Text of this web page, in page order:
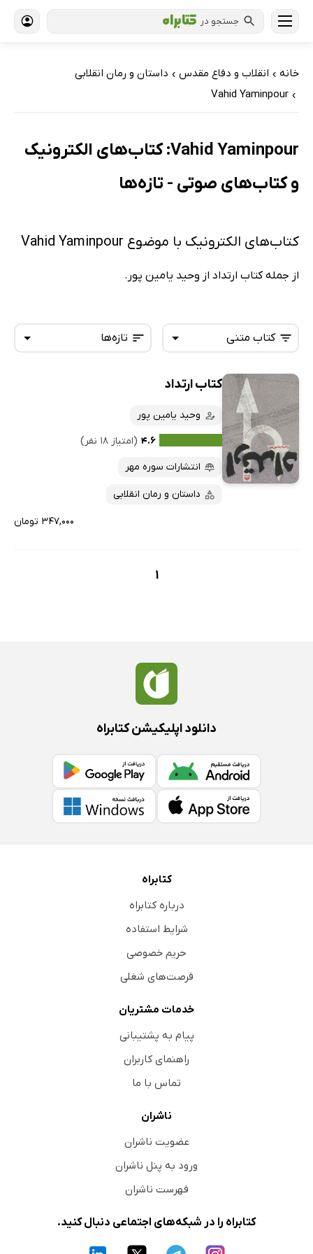
جستجو در
خانه › انقلاب و دفاع مقدس › داستان و رمان انقلابی
›
Vahid Yaminpour
Vahid Yaminpour: کتاب‌های الکترونیک
و کتاب‌های صوتی - تازه‌ها
کتاب‌های الکترونیک با موضوع Vahid Yaminpour
از جمله کتاب ارتداد از وحید یامین پور.
تازه‌ها
داغ‌ترین‌ها
پرفروش‌ها
پربحث‌ها
ارزان ترین‌ها
کتاب متنی
همه کتاب‌ها
کتاب‌های صوتی
کتاب‌های متنی
کتاب ارتداد
وحید یامین پور
۴.۶ (امتیاز ۱۸ نفر)
انتشارات سوره مهر
داستان و رمان انقلابی
۳۴۷,۰۰۰ تومان
1
دانلود اپلیکیشن کتابراه
کتابراه
درباره کتابراه
شرایط استفاده
حریم خصوصی
فرصت‌های شغلی
خدمات مشتریان
پیام به پشتیبانی
راهنمای کاربران
تماس با ما
ناشران
عضویت ناشران
ورود به پنل ناشران
فهرست ناشران
کتابراه را در شبکه‌های اجتماعی دنبال کنید.